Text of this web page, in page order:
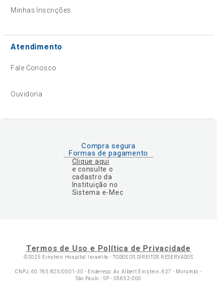
Minhas Inscrições
Atendimento
Fale Conosco
Ouvidoria
Compra segura
Formas de pagamento
Clique aqui
e consulte o
cadastro da
Instituição no
Sistema e-Mec
Termos de Uso e Política de Privacidade
©2025 Einstein Hospital Israelita -TODOS OS DIREITOS RESERVADOS
CNPJ: 60.765.823/0001-30 - Endereço: Av. Albert Einstein, 627 - Morumbi -
São Paulo - SP - 05652-000